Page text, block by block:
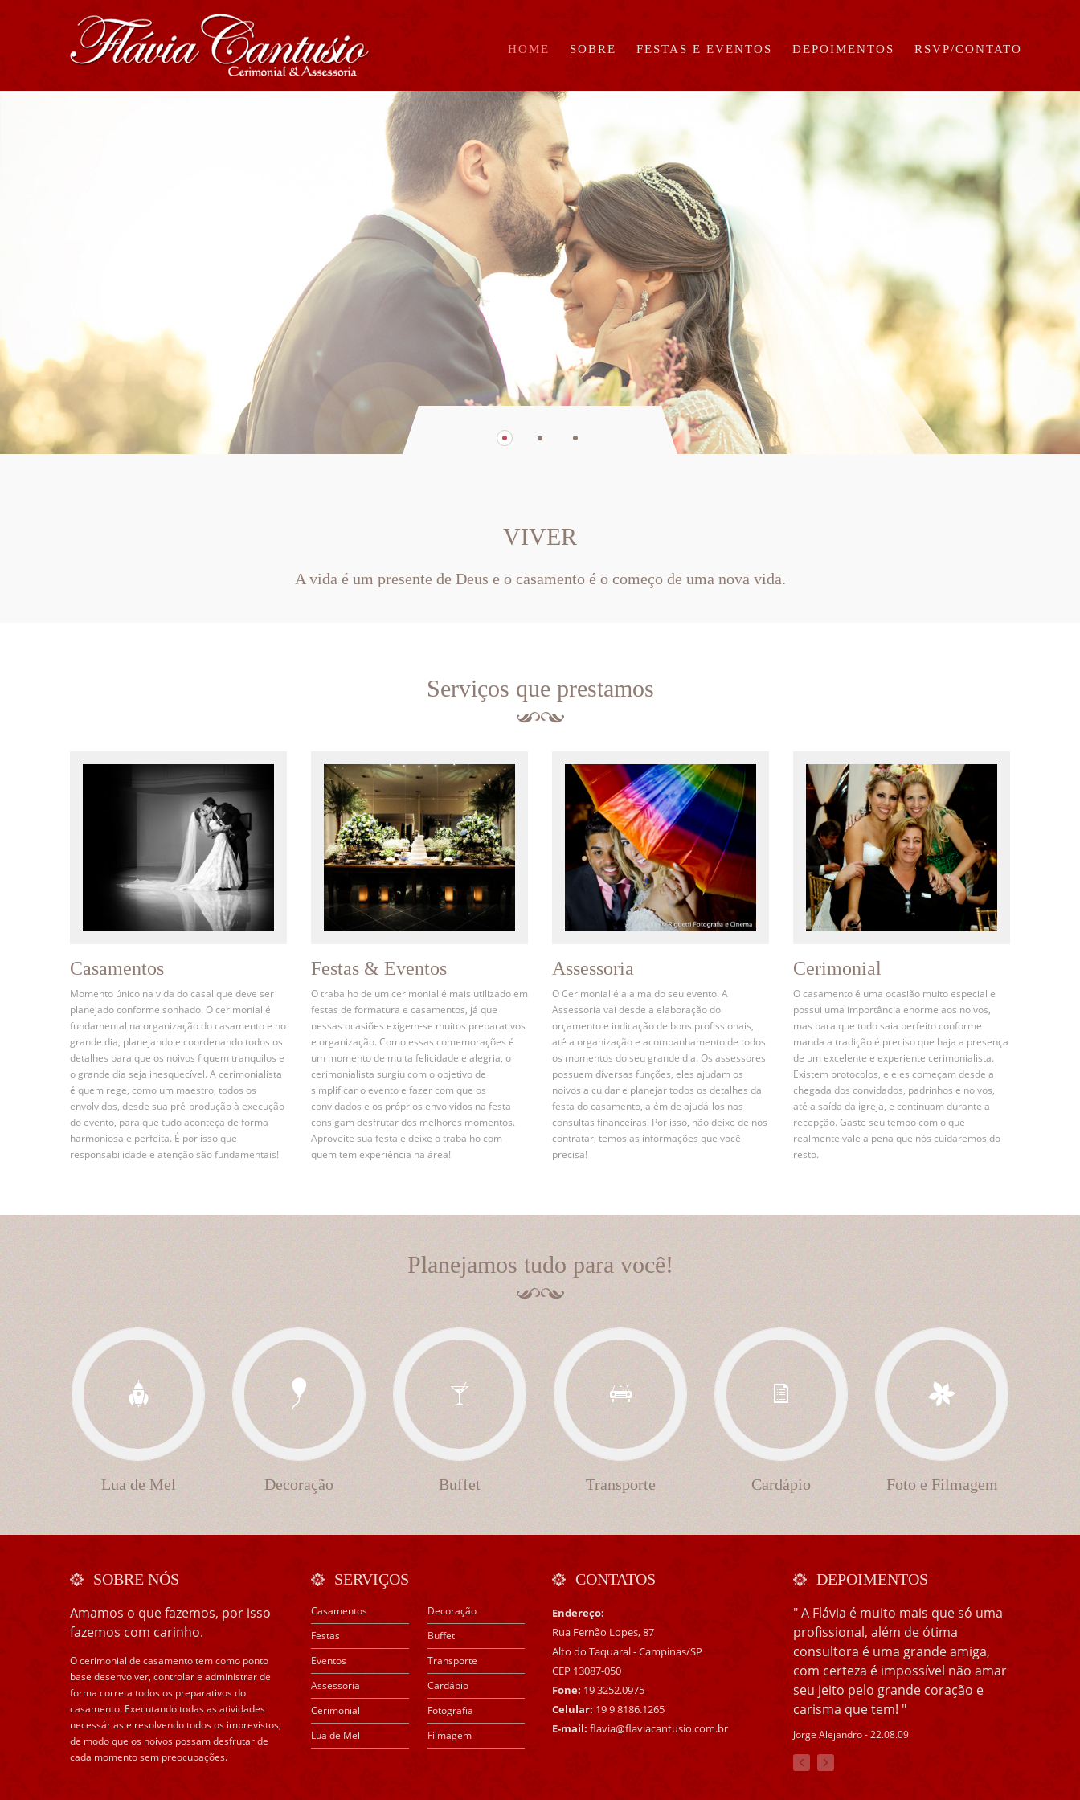
HOME SOBRE FESTAS E EVENTOS DEPOIMENTOS RSVP/CONTATO
VIVER
A vida é um presente de Deus e o casamento é o começo de uma nova vida.
Serviços que prestamos
Casamentos
Momento único na vida do casal que deve ser
planejado conforme sonhado. O cerimonial é
fundamental na organização do casamento e no
grande dia, planejando e coordenando todos os
detalhes para que os noivos fiquem tranquilos e
o grande dia seja inesquecível. A cerimonialista
é quem rege, como um maestro, todos os
envolvidos, desde sua pré-produção à execução
do evento, para que tudo aconteça de forma
harmoniosa e perfeita. É por isso que
responsabilidade e atenção são fundamentais!
Festas & Eventos
O trabalho de um cerimonial é mais utilizado em
festas de formatura e casamentos, já que
nessas ocasiões exigem-se muitos preparativos
e organização. Como essas comemorações é
um momento de muita felicidade e alegria, o
cerimonialista surgiu com o objetivo de
simplificar o evento e fazer com que os
convidados e os próprios envolvidos na festa
consigam desfrutar dos melhores momentos.
Aproveite sua festa e deixe o trabalho com
quem tem experiência na área!
Assessoria
O Cerimonial é a alma do seu evento. A
Assessoria vai desde a elaboração do
orçamento e indicação de bons profissionais,
até a organização e acompanhamento de todos
os momentos do seu grande dia. Os assessores
possuem diversas funções, eles ajudam os
noivos a cuidar e planejar todos os detalhes da
festa do casamento, além de ajudá-los nas
consultas financeiras. Por isso, não deixe de nos
contratar, temos as informações que você
precisa!
Cerimonial
O casamento é uma ocasião muito especial e
possui uma importância enorme aos noivos,
mas para que tudo saia perfeito conforme
manda a tradição é preciso que haja a presença
de um excelente e experiente cerimonialista.
Existem protocolos, e eles começam desde a
chegada dos convidados, padrinhos e noivos,
até a saída da igreja, e continuam durante a
recepção. Gaste seu tempo com o que
realmente vale a pena que nós cuidaremos do
resto.
Planejamos tudo para você!
Lua de Mel Decoração Buffet Transporte Cardápio Foto e Filmagem
SOBRE NÓS
Amamos o que fazemos, por isso
fazemos com carinho.
O cerimonial de casamento tem como ponto
base desenvolver, controlar e administrar de
forma correta todos os preparativos do
casamento. Executando todas as atividades
necessárias e resolvendo todos os imprevistos,
de modo que os noivos possam desfrutar de
cada momento sem preocupações.
SERVIÇOS
Casamentos
Festas
Eventos
Assessoria
Cerimonial
Lua de Mel
Decoração
Buffet
Transporte
Cardápio
Fotografia
Filmagem
CONTATOS
Endereço:
Rua Fernão Lopes, 87
Alto do Taquaral - Campinas/SP
CEP 13087-050
Fone: 19 3252.0975
Celular: 19 9 8186.1265
E-mail: flavia@flaviacantusio.com.br
DEPOIMENTOS
" A Flávia é muito mais que só uma
profissional, além de ótima
consultora é uma grande amiga,
com certeza é impossível não amar
seu jeito pelo grande coração e
carisma que tem! "
Jorge Alejandro - 22.08.09